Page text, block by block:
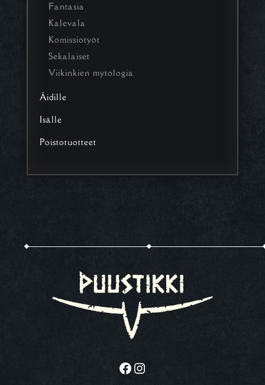
Fantasia
Kalevala
Komissiotyöt
Sekalaiset
Viikinkien mytologia
Äidille
Isälle
Poistotuotteet
Facebook Instagram